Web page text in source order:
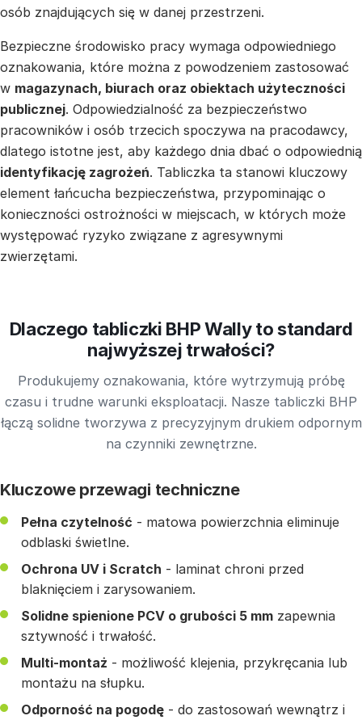
osób znajdujących się w danej przestrzeni.
Bezpieczne środowisko pracy wymaga odpowiedniego
oznakowania, które można z powodzeniem zastosować
w magazynach, biurach oraz obiektach użyteczności
publicznej. Odpowiedzialność za bezpieczeństwo
pracowników i osób trzecich spoczywa na pracodawcy,
dlatego istotne jest, aby każdego dnia dbać o odpowiednią
identyfikację zagrożeń. Tabliczka ta stanowi kluczowy
element łańcucha bezpieczeństwa, przypominając o
konieczności ostrożności w miejscach, w których może
występować ryzyko związane z agresywnymi
zwierzętami.
Dlaczego tabliczki BHP Wally to standard
najwyższej trwałości?
Produkujemy oznakowania, które wytrzymują próbę
czasu i trudne warunki eksploatacji. Nasze tabliczki BHP
łączą solidne tworzywa z precyzyjnym drukiem odpornym
na czynniki zewnętrzne.
Kluczowe przewagi techniczne
Pełna czytelność - matowa powierzchnia eliminuje
odblaski świetlne.
Ochrona UV i Scratch - laminat chroni przed
blaknięciem i zarysowaniem.
Solidne spienione PCV o grubości 5 mm zapewnia
sztywność i trwałość.
Multi-montaż - możliwość klejenia, przykręcania lub
montażu na słupku.
Odporność na pogodę - do zastosowań wewnątrz i